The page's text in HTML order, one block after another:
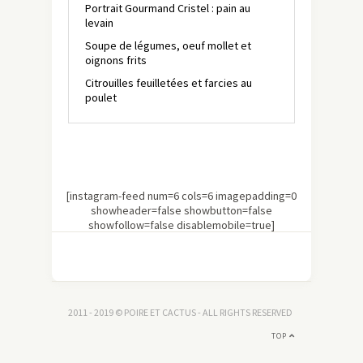
Portrait Gourmand Cristel : pain au
levain
Soupe de légumes, oeuf mollet et
oignons frits
Citrouilles feuilletées et farcies au
poulet
[instagram-feed num=6 cols=6 imagepadding=0
showheader=false showbutton=false
showfollow=false disablemobile=true]
2011 - 2019 © POIRE ET CACTUS - ALL RIGHTS RESERVED
TOP